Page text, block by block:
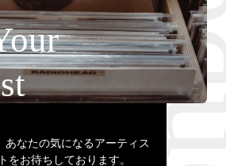
あなたの気になるアーティス
をお待ちしております。